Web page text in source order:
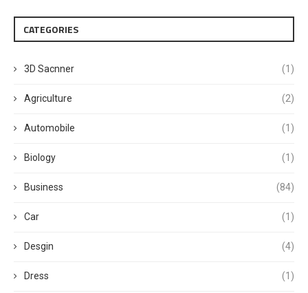
CATEGORIES
3D Sacnner (1)
Agriculture (2)
Automobile (1)
Biology (1)
Business (84)
Car (1)
Desgin (4)
Dress (1)